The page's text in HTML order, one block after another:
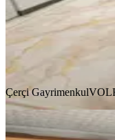
Çerçi Gayrimenkul
Çerçi Gayrimenkul
ÖNE ÇIKAN